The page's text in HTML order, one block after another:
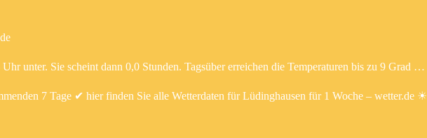
unter. Sie scheint dann 0,0 Stunden. Tagsüber erreichen die Temperaturen bis zu 9 Grad …
7 Tage ✔ hier finden Sie alle Wetterdaten für Lüdinghausen für 1 Woche – wetter.de ☀